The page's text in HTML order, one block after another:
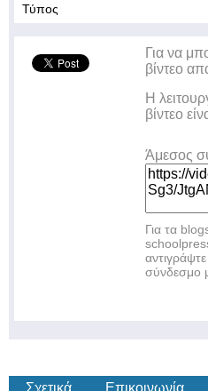
Τύπος
Για να
βίντεο
Η
βίντεο
Άμεσος
Για τα
σύνδεσμο
Σχετικά Επικοινωνία